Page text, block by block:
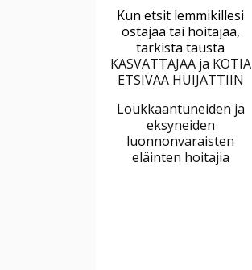
Kun etsit lemmikillesi
ostajaa tai hoitajaa,
tarkista tausta
KASVATTAJAA ja KOTIA
ETSIVÄÄ HUIJATTIIN
Loukkaantuneiden ja
eksyneiden
luonnonvaraisten
eläinten hoitajia